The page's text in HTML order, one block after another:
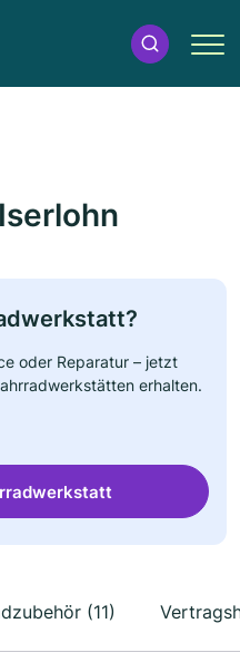
oder Reparatur – jetzt
erhalten.
(11)